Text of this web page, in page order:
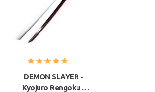
DEMON SLAYER -
Kyojuro Rengoku -